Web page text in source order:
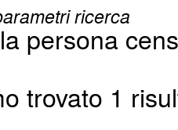
ricerca
persona
trovato 1